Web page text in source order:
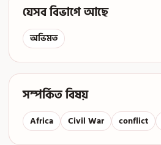
যেসব বিভাগে আছে
অভিমত
সম্পর্কিত বিষয়
Africa Civil War conflict